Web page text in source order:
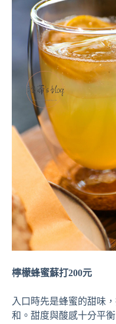
檸檬蜂蜜蘇打200元
入口時先是蜂蜜的甜味
和。甜度與酸感十分平